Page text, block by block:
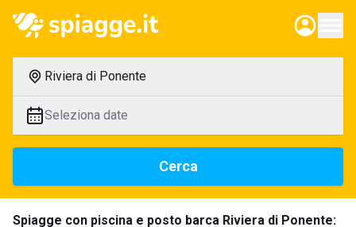
Riviera di Ponente
Seleziona date
Cerca
Spiagge con piscina e posto barca Riviera di Ponente: